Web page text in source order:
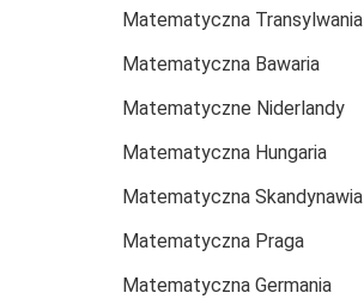
Matematyczna Transylwania
Matematyczna Bawaria
Matematyczne Niderlandy
Matematyczna Hungaria
Matematyczna Skandynawia
Matematyczna Praga
Matematyczna Germania